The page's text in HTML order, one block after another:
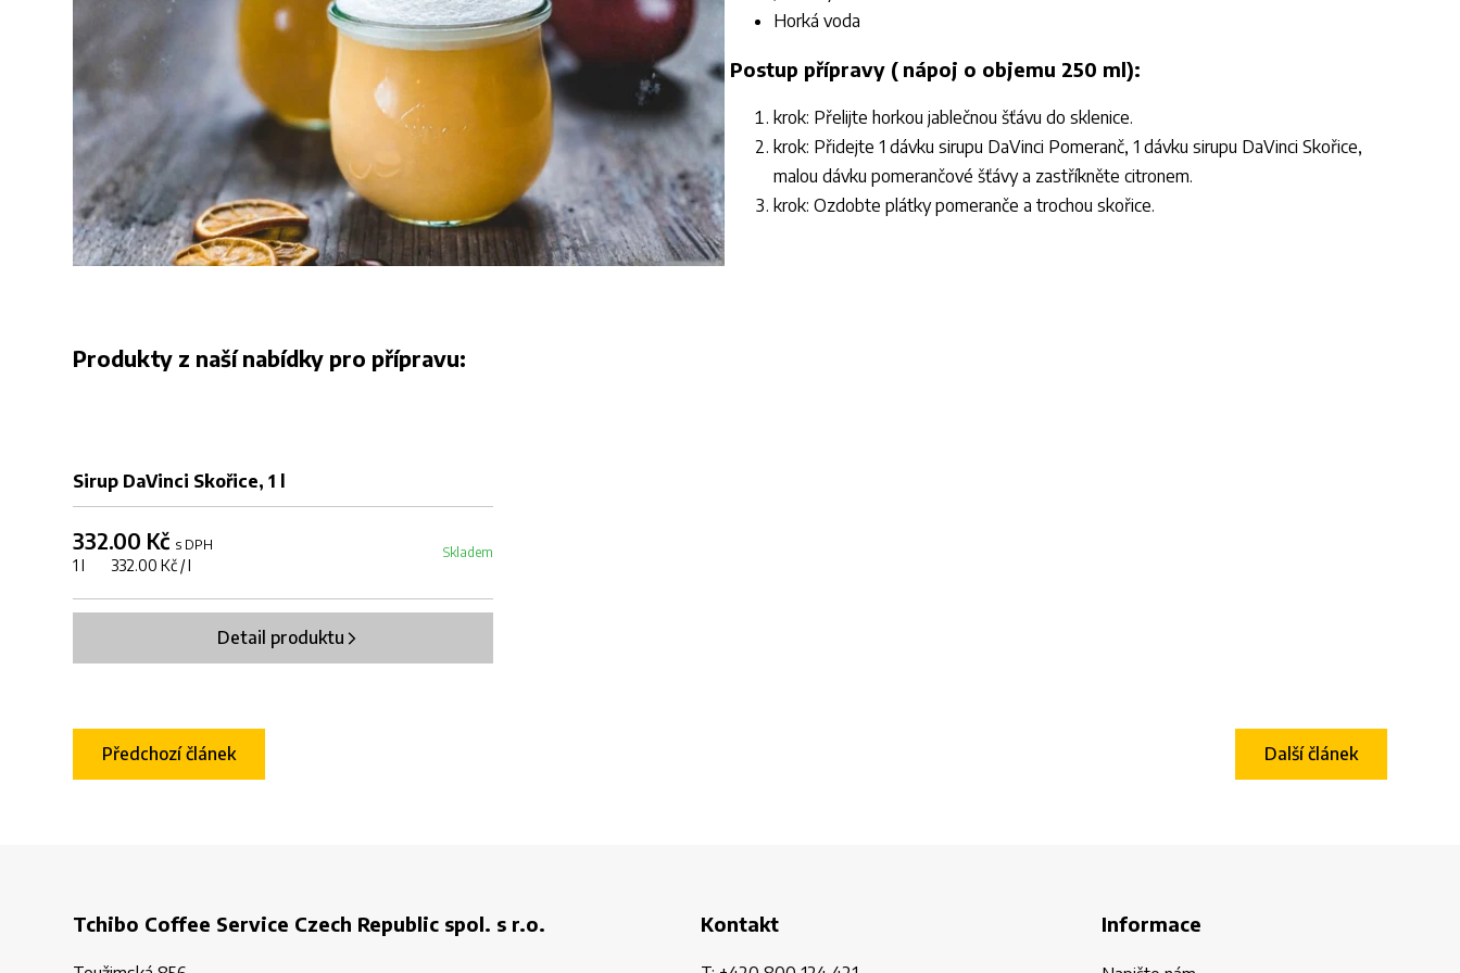
Horká voda
Postup přípravy ( nápoj o objemu 250 ml):
krok: Přelijte horkou jablečnou šťávu do sklenice.
krok: Přidejte 1 dávku sirupu DaVinci Pomeranč, 1 dávku sirupu DaVinci Skořice,
malou dávku pomerančové šťávy a zastříkněte citronem.
krok: Ozdobte plátky pomeranče a trochou skořice.
Produkty z naší nabídky pro přípravu:
Sirup DaVinci Skořice, 1 l
332.00 Kč s DPH
1 l 332.00 Kč / l
Skladem
Detail produktu
Další článek
Předchozí článek
Tchibo Coffee Service Czech Republic spol. s r.o. Kontakt Informace